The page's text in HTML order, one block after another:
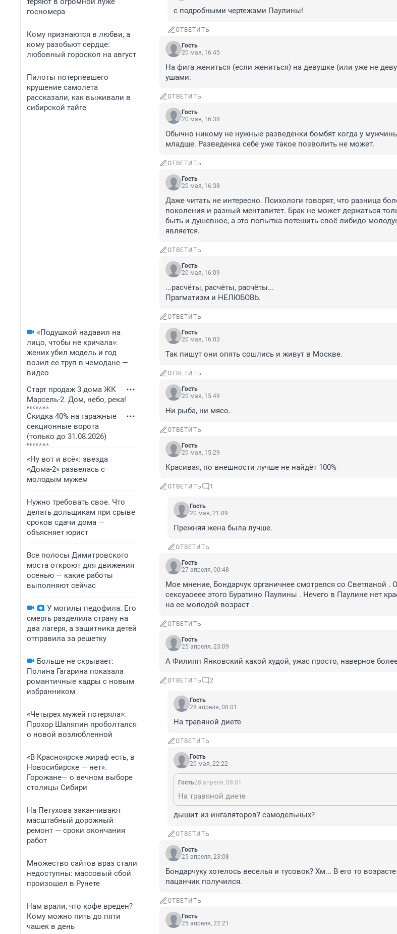
госномера
Кому признаются в любви, а
кому разобьют сердце:
любовный гороскоп на август
Пилоты потерпевшего
крушение самолета
рассказали, как выживали в
сибирской тайге
«Подушкой надавил на
лицо, чтобы не кричала»:
жених убил модель и год
возил ее труп в чемодане —
видео
Старт продаж 3 дома ЖК
Марсель-2. Дом, небо, река!
Скидка 40% на гаражные
секционные ворота
(только до 31.08.2026)
«Ну вот и всё»: звезда
«Дома-2» развелась с
молодым мужем
Нужно требовать свое. Что
делать дольщикам при срыве
сроков сдачи дома —
объясняет юрист
Все полосы Димитровского
моста откроют для движения
осенью — какие работы
выполняют сейчас
У могилы педофила. Его
смерть разделила страну на
два лагеря, а защитника детей
отправила за решетку
Больше не скрывает:
Полина Гагарина показала
романтичные кадры с новым
избранником
«Четырех мужей потеряла»:
Прохор Шаляпин проболтался
о новой возлюбленной
«В Красноярске жираф есть, в
Новосибирске — нет».
Горожане— о вечном выборе
столицы Сибири
На Петухова заканчивают
масштабный дорожный
ремонт — сроки окончания
работ
Множество сайтов враз стали
недоступны: массовый сбой
произошел в Рунете
Нам врали, что кофе вреден?
Кому можно пить до пяти
чашек в день
с подробными чертежами Паулины!
ОТВЕТИТЬ
Гость
20 мая, 16:45
На фига жениться (если жениться) на девушке (или уже не
ушами.
ОТВЕТИТЬ
Гость
20 мая, 16:38
Обычно никому не нужные разведенки бомбят когда у
младше. Разведенка себе уже такое позволить не может.
ОТВЕТИТЬ
Гость
20 мая, 16:38
Даже читать не интересно. Психологи говорят, что разница
поколения и разный менталитет. Брак не может держаться
быть и душевное, а это попытка потешить своё либидо
является.
ОТВЕТИТЬ
Гость
20 мая, 16:09
...расчёты, расчёты, расчёты...
Прагматизм и НЕЛЮБОВЬ.
ОТВЕТИТЬ
Гость
20 мая, 16:03
Так пишут они опять сошлись и живут в Москве.
ОТВЕТИТЬ
Гость
20 мая, 15:49
Ни рыба, ни мясо.
ОТВЕТИТЬ
Гость
20 мая, 15:29
Красивая, по внешности лучше не найдёт 100%
ОТВЕТИТЬ 1
Гость
20 мая, 21:09
Прежняя жена была лучше.
ОТВЕТИТЬ
Гость
27 апреля, 00:48
Мое мнение, Бондарчук органичнее смотрелся со Светланой .
сексуаоеее этого Буратино Паулины . Нечего в Паулине нет
на ее молодой возраст .
ОТВЕТИТЬ
Гость
25 апреля, 23:09
А Филипп Янковский какой худой, ужас просто, наверное
ОТВЕТИТЬ 2
Гость
28 апреля, 08:01
На травяной диете
ОТВЕТИТЬ
Гость
20 мая, 22:22
Гость28 апреля, 08:01
На травяной диете
дышит из ингаляторов? самодельных?
ОТВЕТИТЬ
Гость
25 апреля, 23:08
Бондарчуку хотелось веселья и тусовок? Хм... В его то
пацанчик получился.
ОТВЕТИТЬ
Гость
25 апреля, 22:21